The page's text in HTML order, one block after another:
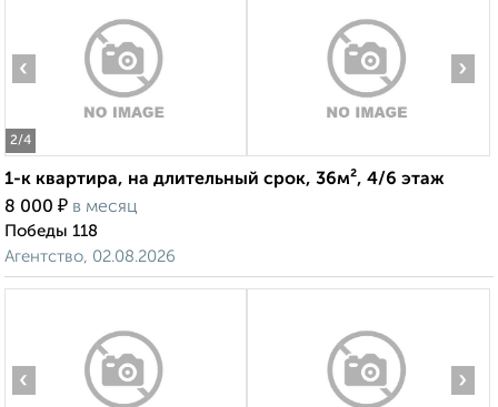
2/4
‹ ›
1-к квартира, на длительный срок, 36м², 4/6 этаж
8 000 ₽ в месяц
Победы 118
Агентство, 02.08.2026
‹ ›